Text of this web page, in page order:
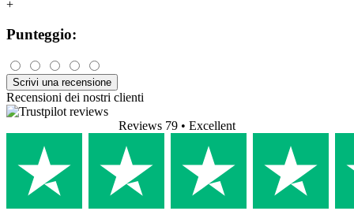
+
Punteggio:
Scrivi una recensione
Recensioni dei nostri clienti
Reviews 79 • Excellent